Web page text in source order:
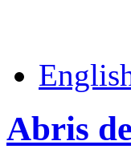
Abris